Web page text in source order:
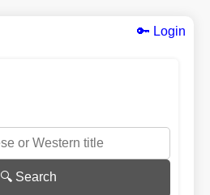
🔑 Login
🔍 Search